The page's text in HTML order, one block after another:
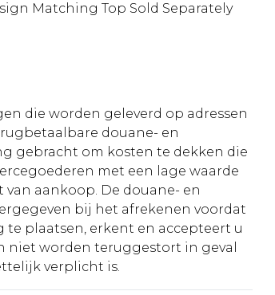
Matching Top Sold Separately
die worden geleverd op adressen
douane- en
gebracht om kosten te dekken die
met een lage waarde
aankoop. De douane- en
bij het afrekenen voordat
plaatsen, erkent en accepteert u
niet worden teruggestort in geval
verplicht is.